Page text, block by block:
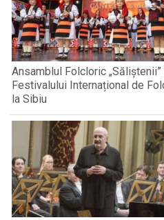
Ansamblul Folcloric
Festivalului Internațional de
la Sibiu